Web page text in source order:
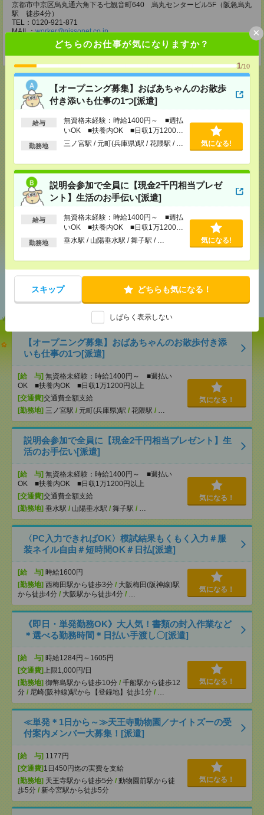
どちらのお仕事が気になりますか？
1/10
【オープニング募集】おばあちゃんのお散歩
付き添いも仕事の1つ[派遣]
給与
無資格未経験：時給1400円～ ■週払
いOK ■扶養内OK ■日収1万1200円
以上
勤務地 三ノ宮駅 / 元町(兵庫県)駅 / 花隈駅 / … 気になる!
説明会参加で全員に【現金2千円相当プレゼ
ント】生活のお手伝い[派遣]
給与
無資格未経験：時給1400円～ ■週払
いOK ■扶養内OK ■日収1万1200円
以上
勤務地 垂水駅 / 山陽垂水駅 / 舞子駅 / … 気になる!
スキップ どちらも気になる！
しばらく表示しない
×
京都市中京区烏丸通六角下る七観音町640 烏丸センタービル5F（阪急烏丸
駅 徒歩4分）
TEL：0120-921-871
MAIL：worker@nissonet.co.jp
担当：採用担当者宛
受付可能日時：9:30-19:00 ※電話受付時間⇒9:30-21:00
メール で送る
ブックマーク
あなたの閲覧履歴からの
おすすめ
【オープニング募集】おばあちゃんのお散歩付き添
いも仕事の1つ[派遣]
[給 与] 無資格未経験：時給1400円～ ■週払い
OK ■扶養内OK ■日収1万1200円以上
[交通費]交通費全額支給
[勤務地] 三ノ宮駅 / 元町(兵庫県)駅 / 花隈駅 / …
気になる！
説明会参加で全員に【現金2千円相当プレゼント】生
活のお手伝い[派遣]
[給 与] 無資格未経験：時給1400円～ ■週払い
OK ■扶養内OK ■日収1万1200円以上
[交通費]交通費全額支給
[勤務地] 垂水駅 / 山陽垂水駅 / 舞子駅 / …
気になる！
〈PC入力できればOK〉模試結果もくもく入力＃服
装ネイル自由＃短時間OK＃日払[派遣]
[給 与] 時給1600円
[勤務地] 西梅田駅から徒歩3分 / 大阪梅田(阪神線)駅
から徒歩4分 / 大阪駅から徒歩4分 / …
気になる！
《即日・単発勤務OK》大人気！書類の封入作業など
＊選べる勤務時間＊日払い手渡し〇[派遣]
[給 与] 時給1284円～1605円
[交通費] 上限1,000円/日
[勤務地] 御幣島駅から徒歩10分 / 千船駅から徒歩12
分 / 尼崎(阪神線)駅から【登録地】徒歩1分 / …
気になる！
≪単発＊1日から～≫天王寺動物園／ナイトズーの受
付案内メンバー大募集！[派遣]
[給 与] 1177円
[交通費] 1日450円迄の実費を支給
[勤務地] 天王寺駅から徒歩5分 / 動物園前駅から徒
歩5分 / 新今宮駅から徒歩5分
気になる！